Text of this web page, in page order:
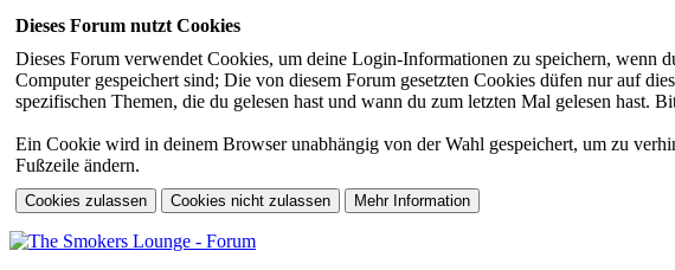
Dieses Forum nutzt Cookies
Dieses Forum verwendet Cookies, um deine Login-Informationen zu speichern, wenn
Computer gespeichert sind; Die von diesem Forum gesetzten Cookies düfen nur auf
spezifischen Themen, die du gelesen hast und wann du zum letzten Mal gelesen hast.
Ein Cookie wird in deinem Browser unabhängig von der Wahl gespeichert, um zu
Fußzeile ändern.